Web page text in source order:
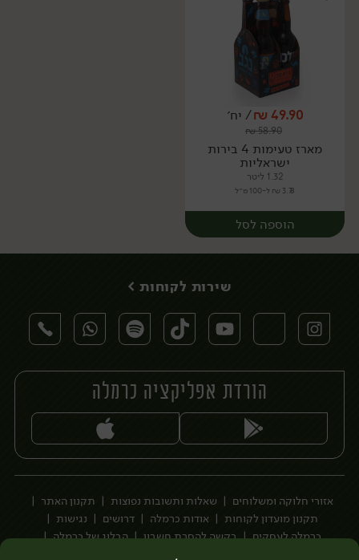
מארז
49.90
₪/ יח׳
58.90
₪
מארז טעימות 4 בירות
ישראליות
1.32 ליטר
3.78 ₪ ל-100 מ״ל
הוספה לסל
יח׳
שירות לקוחות >
הורדת אפליקציה כרמלה
אזורי חלוקה ומשלוחים שאלות ותשובות נפוצות
תקנון האתר
תקנון מועדון לקוחות
אודות כרמלה דרושים
נגישות
כרמלה לעסקים
בקשה להסרת חשבון
הבלוג של כרמלה